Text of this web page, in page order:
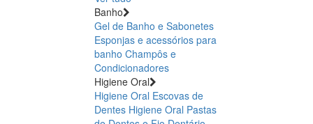
Banho
Gel de Banho e Sabonetes
Esponjas e acessórios para
banho Champôs e
Condicionadores
Higiene Oral
Higiene Oral Escovas de
Dentes Higiene Oral Pastas